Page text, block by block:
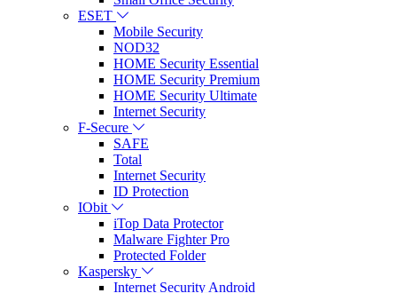
ESET
Mobile Security
NOD32
HOME Security Essential
HOME Security Premium
HOME Security Ultimate
Internet Security
F-Secure
SAFE
Total
Internet Security
ID Protection
IObit
iTop Data Protector
Malware Fighter Pro
Protected Folder
Kaspersky
Internet Security Android